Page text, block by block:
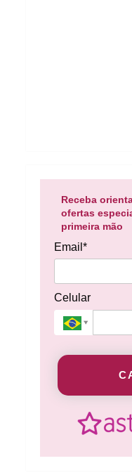
Receba
ofertas
primeira mão
Email*
Celular